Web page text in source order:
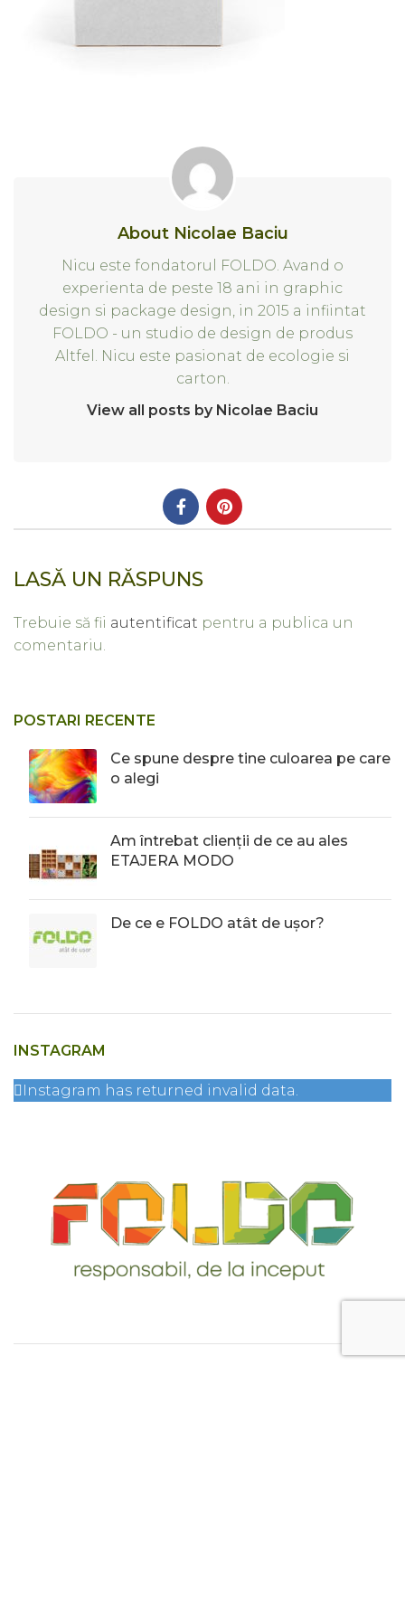
About Nicolae Baciu
Nicu este fondatorul FOLDO. Avand o
experienta de peste 18 ani in graphic
design si package design, in 2015 a infiintat
FOLDO - un studio de design de produs
Altfel. Nicu este pasionat de ecologie si
carton.
View all posts by Nicolae Baciu
LASĂ UN RĂSPUNS
Trebuie să fii autentificat pentru a publica un
comentariu.
POSTARI RECENTE
Ce spune despre tine culoarea pe care
o alegi
Am întrebat clienții de ce au ales
ETAJERA MODO
De ce e FOLDO atât de ușor?
INSTAGRAM
Instagram has returned invalid data.